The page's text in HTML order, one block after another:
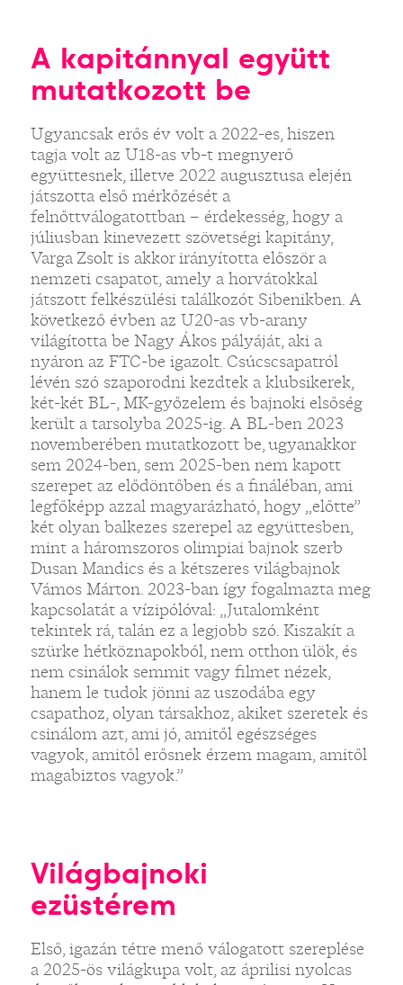
A kapitánnyal együtt
mutatkozott be
Ugyancsak erős év volt a 2022-es, hiszen
tagja volt az U18-as vb-t megnyerő
együttesnek, illetve 2022 augusztusa elején
játszotta első mérkőzését a
felnőttválogatottban – érdekesség, hogy a
júliusban kinevezett szövetségi kapitány,
Varga Zsolt is akkor irányította először a
nemzeti csapatot, amely a horvátokkal
játszott felkészülési találkozót Sibenikben. A
következő évben az U20-as vb-arany
világította be Nagy Ákos pályáját, aki a
nyáron az FTC-be igazolt. Csúcscsapatról
lévén szó szaporodni kezdtek a klubsikerek,
két-két BL-, MK-győzelem és bajnoki elsőség
került a tarsolyba 2025-ig. A BL-ben 2023
novemberében mutatkozott be, ugyanakkor
sem 2024-ben, sem 2025-ben nem kapott
szerepet az elődöntőben és a fináléban, ami
legfőképp azzal magyarázható, hogy „előtte”
két olyan balkezes szerepel az együttesben,
mint a háromszoros olimpiai bajnok szerb
Dusan Mandics és a kétszeres világbajnok
Vámos Márton. 2023-ban így fogalmazta meg
kapcsolatát a vízipólóval: „Jutalomként
tekintek rá, talán ez a legjobb szó. Kiszakít a
szürke hétköznapokból, nem otthon ülök, és
nem csinálok semmit vagy filmet nézek,
hanem le tudok jönni az uszodába egy
csapathoz, olyan társakhoz, akiket szeretek és
csinálom azt, ami jó, amitől egészséges
vagyok, amitől erősnek érzem magam, amitől
magabiztos vagyok.”
Világbajnoki
ezüstérem
Első, igazán tétre menő válogatott szereplése
a 2025-ös világkupa volt, az áprilisi nyolcas